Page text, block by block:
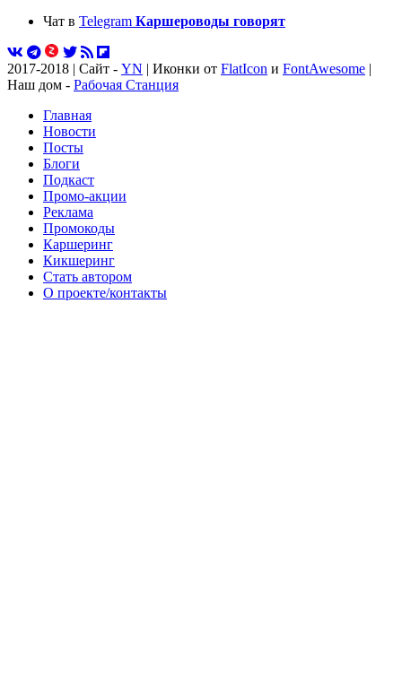
Чат в Telegram Каршероводы говорят
2017-2018 | Сайт - YN | Иконки от FlatIcon и FontAwesome |
Наш дом - Рабочая Станция
Главная
Новости
Посты
Блоги
Подкаст
Промо-акции
Реклама
Промокоды
Каршеринг
Кикшеринг
Стать автором
О проекте/контакты